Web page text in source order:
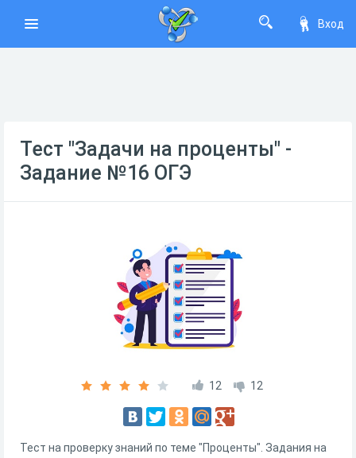
Вход
Тест "Задачи на проценты" -
Задание №16 ОГЭ
12 12
Тест на проверку знаний по теме "Проценты". Задания на